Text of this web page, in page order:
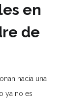
en
de
hacia una
ya no es